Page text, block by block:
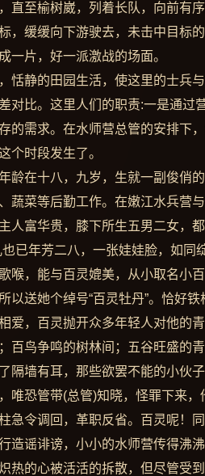
直至榆树崴，列着长队，向前有
，缓缓向下游驶去，未击中目标
一片，好一派激战的场面。
恬静的田园生活，使这里的士兵
对比。这里人们的职责:一是通过
的需求。在水师营总管的安排下
个时段发生了。
龄在十八，九岁，生就一副俊俏
蔬菜等后勤工作。在嫩江水兵营
人富华贵，膝下所生五男二女，
已年芳二八，一张娃娃脸，如
喉，能与百灵媲美，从小取名小
以送她个绰号“百灵牡丹”。恰好
爱，百灵抛开众多年轻人对他的
百鸟争鸣的树林间；五谷旺盛的
隔墙有耳，那些欲罢不能的小伙
唯恐管带(总管)知晓，怪罪下来
急令调回，革职反省。百灵呢！
造谣诽谤，小小的水师营传得沸
热的心被活活的拆散，但尽管受